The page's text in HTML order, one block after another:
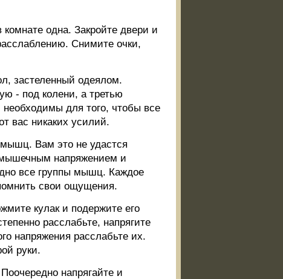
одна. Закройте двери и
Снимите очки,
застеленный одеялом.
- под колени, а третью
для того, чтобы все
вас никаких усилий.
Вам это не удастся
мышечным напряжением и
все группы мышц. Каждое
свои ощущения.
кулак и подержите его
расслабьте, напрягите
напряжения расслабьте их.
руки.
напрягайте и